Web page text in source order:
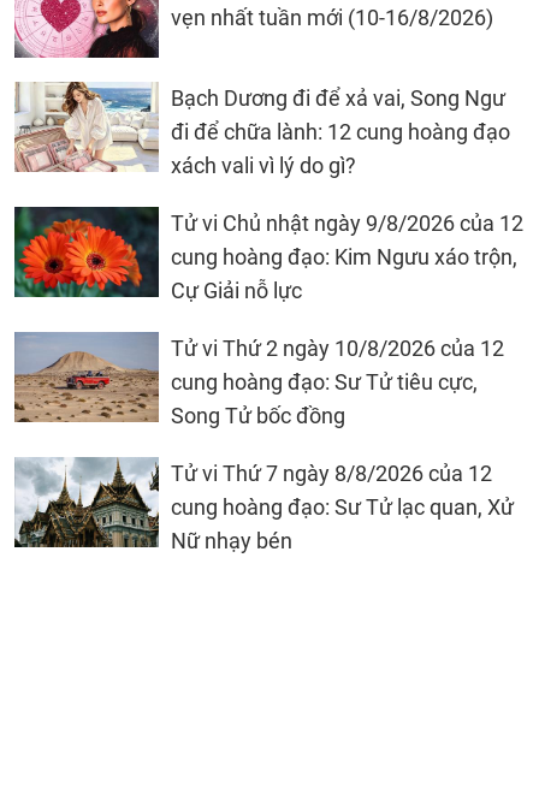
vẹn nhất tuần mới (10-16/8/2026)
Bạch Dương đi để xả vai, Song Ngư
đi để chữa lành: 12 cung hoàng đạo
xách vali vì lý do gì?
Tử vi Chủ nhật ngày 9/8/2026 của 12
cung hoàng đạo: Kim Ngưu xáo trộn,
Cự Giải nỗ lực
Tử vi Thứ 2 ngày 10/8/2026 của 12
cung hoàng đạo: Sư Tử tiêu cực,
Song Tử bốc đồng
Tử vi Thứ 7 ngày 8/8/2026 của 12
cung hoàng đạo: Sư Tử lạc quan, Xử
Nữ nhạy bén